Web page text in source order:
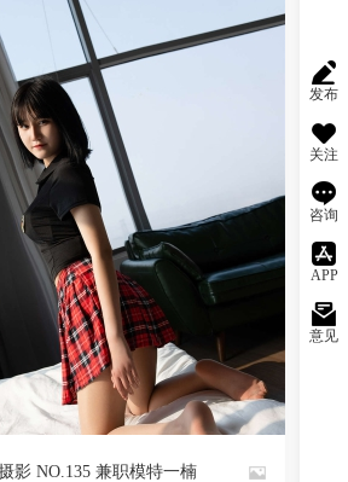
发布
关注
咨询
APP
意见
2403 阅读 0 回复
影 NO.135 兼职模特一楠